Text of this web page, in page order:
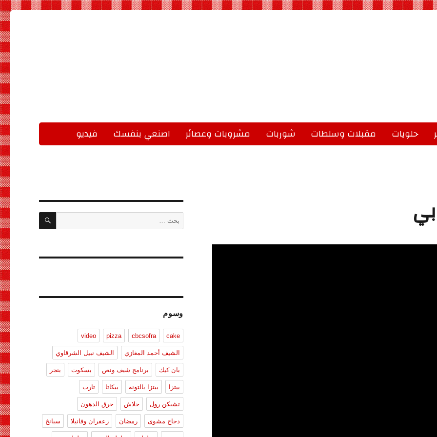
حلويات مقبلات وسلطات شوربات مشروبات وعصائر اصنعي بنفسك فيديو
عن:
بحث
وسوم
cake
cbcsofra
pizza
video
الشيف أحمد المغازي الشيف نبيل الشرقاوي
بان كيك برنامج شيف ونص بسكوت بنجر
بيتزا بيتزا بالتونة بيكاتا تارت
تشيكن رول جلاش حرق الدهون
دجاج مشوى رمضان زعفران وفانيلا سبانخ